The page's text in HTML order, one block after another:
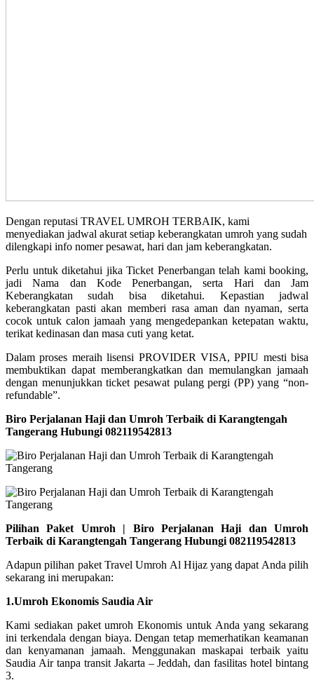
Dengan reputasi TRAVEL UMROH TERBAIK, kami
menyediakan jadwal akurat setiap keberangkatan umroh yang sudah
dilengkapi info nomer pesawat, hari dan jam keberangkatan.
Perlu untuk diketahui jika Ticket Penerbangan telah kami booking,
jadi Nama dan Kode Penerbangan, serta Hari dan Jam
Keberangkatan sudah bisa diketahui. Kepastian jadwal
keberangkatan pasti akan memberi rasa aman dan nyaman, serta
cocok untuk calon jamaah yang mengedepankan ketepatan waktu,
terikat kedinasan dan masa cuti yang ketat.
Dalam proses meraih lisensi PROVIDER VISA, PPIU mesti bisa
membuktikan dapat memberangkatkan dan memulangkan jamaah
dengan menunjukkan ticket pesawat pulang pergi (PP) yang “non-
refundable”.
Biro Perjalanan Haji dan Umroh Terbaik di Karangtengah
Tangerang Hubungi 082119542813
Pilihan Paket Umroh | Biro Perjalanan Haji dan Umroh
Terbaik di Karangtengah Tangerang Hubungi 082119542813
Adapun pilihan paket Travel Umroh Al Hijaz yang dapat Anda pilih
sekarang ini merupakan:
1.Umroh Ekonomis Saudia Air
Kami sediakan paket umroh Ekonomis untuk Anda yang sekarang
ini terkendala dengan biaya. Dengan tetap memerhatikan keamanan
dan kenyamanan jamaah. Menggunakan maskapai terbaik yaitu
Saudia Air tanpa transit Jakarta – Jeddah, dan fasilitas hotel bintang
3.